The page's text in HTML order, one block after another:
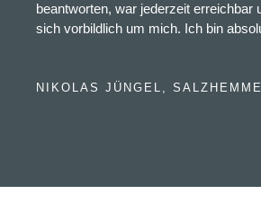
beantworten, war jederzeit erreichbar
sich vorbildlich um mich. Ich bin
NIKOLAS JÜNGEL,